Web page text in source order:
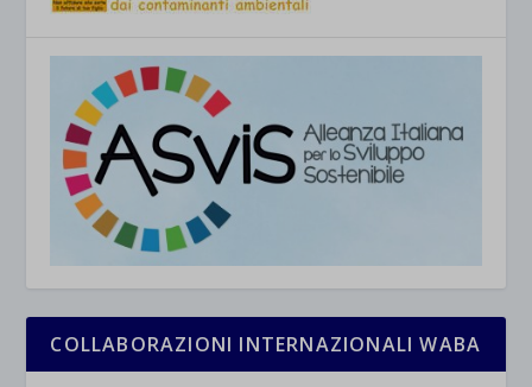
COLLABORAZIONI INTERNAZIONALI WABA